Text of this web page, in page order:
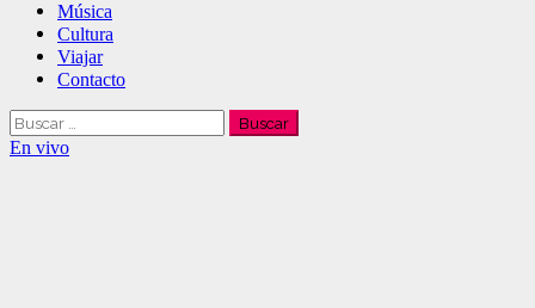
Música
Cultura
Viajar
Contacto
Buscar:
En vivo